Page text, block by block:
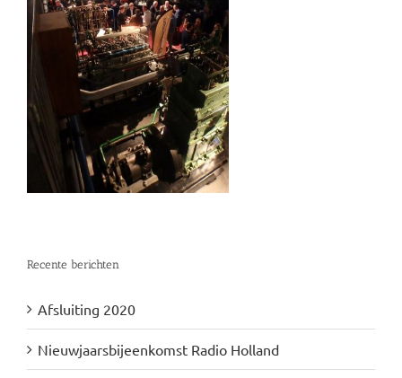
Recente berichten
Afsluiting 2020
Nieuwjaarsbijeenkomst Radio Holland